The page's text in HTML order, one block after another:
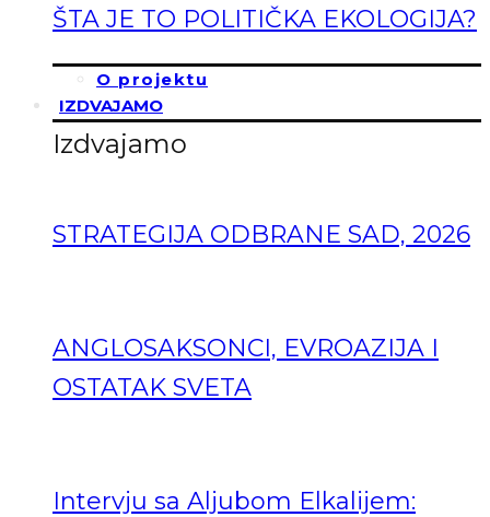
ŠTA JE TO POLITIČKA EKOLOGIJA?
O projektu
IZDVAJAMO
Izdvajamo
STRATEGIJA ODBRANE SAD, 2026
ANGLOSAKSONCI, EVROAZIJA I
OSTATAK SVETA
Intervju sa Aljubom Elkalijem: